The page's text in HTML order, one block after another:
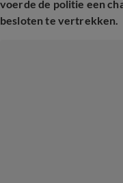
voerde de politie een
besloten te vertrekken.